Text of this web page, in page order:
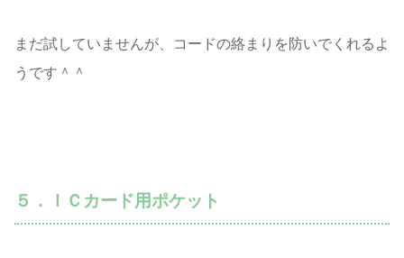
まだ試していませんが、コードの絡まりを防いでくれるよ
うです＾＾
５．ＩＣカード用ポケット